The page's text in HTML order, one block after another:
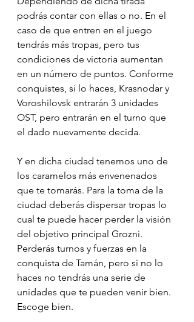
podrás contar con ellas o no. En el
caso de que entren en el juego
tendrás más tropas, pero tus
condiciones de victoria aumentan
en un número de puntos. Conforme
conquistes, si lo haces, Krasnodar y
Voroshilovsk entrarán 3 unidades
OST, pero entrarán en el turno que
el dado nuevamente decida.
Y en dicha ciudad tenemos uno de
los caramelos más envenenados
que te tomarás. Para la toma de la
ciudad deberás dispersar tropas lo
cual te puede hacer perder la visión
del objetivo principal Grozni.
Perderás turnos y fuerzas en la
conquista de Tamán, pero si no lo
haces no tendrás una serie de
unidades que te pueden venir bien.
Escoge bien.